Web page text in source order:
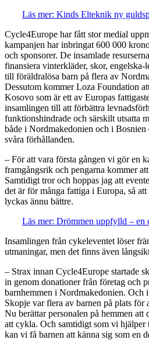
Läs mer: Kinds Elteknik ny
Cycle4Europe har fått stor medial
kampanjen har inbringat 600 000
och sponsorer. De insamlade
finansiera vinterkläder, skor,
till föräldralösa barn på flera av
Dessutom kommer Loza Foundation
Kosovo som är ett av Europas
insamlingen till att förbättra
funktionshindrade och särskilt utsatta
både i Nordmakedonien och i
svåra förhållanden.
– För att vara första gången vi gör en
framgångsrik och pengarna kommer
Samtidigt tror och hoppas jag att
det är för många fattiga i Europa, så
lyckas ännu bättre.
Läs mer: Drömmen uppfylld – en
Insamlingen från cykeleventet löser
utmaningar, men det finns även
– Strax innan Cycle4Europe startade
in genom donationer från företag och
barnhemmen i Nordmakedonien. Och
Skopje var flera av barnen på plats för
Nu berättar personalen på hemmen att
att cykla. Och samtidigt som vi
kan vi få barnen att känna sig som en